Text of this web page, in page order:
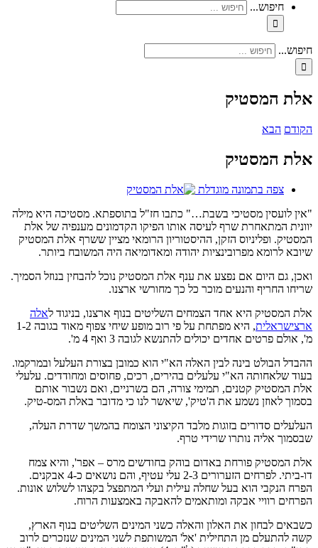
חיפוש...
חיפוש...
אלת המסטיק
הקודם הבא
אלת המסטיק
צפה בתמונה מוגדלת
"אין לועסין מסטיכי בשבת…" כתבו חז"ל בתוספתא. מסטיכה היא מילה
יוונית המתאחרת שרף לעיסה אותו הפיקו הקדמונים מענפיה של אלת
המסטיק. ופליניוס הזקן, ההיסטוריון הרומאי מציין ששרף אלת המסטיק
שיובא לרומא מפרובינציות יהודה ומאדומיאה היה המשובח ביותר.
ואכן, גם היום אם נפצע את ענף אלת המסטיק נוכל להבחין בנוזל הסמיך.
שריחו החריף והנעים מוכר כל כך מחורשי ארצנו.
אלת המסטיק היא אחד הצמחים השליטים בנוף ארצנו, בניגוד לאלה
ארצישראלית
, היא מפתחת על פי רוב מופע שיחי צפוף מאוד בגובה 1-2
מ', אולם פרטים אחדים יכולים להתנשא לגובה 3 ואף 4 מ'.
ההבדל הבולט בינה לבין האלה הא"י הוא כמובן בצורת העלעל ובמרקמו.
בעוד שלאחותה הא"י עלעלים בהירים, רכים, פחוסים ומחודדים. עלעלי
אלת המסטיק קטנים, תמימי צורה, הם בשרניים, ואם נשבור אותם
בסמוך לאוזן נשמע את ה'טיק', שיאשר לנו כי מדובר באלת המס-טיק.
העלעלים סדורים בזוגות מלבד הקיצוני הצומח בהמשך שדרת העלה,
שבסמוך אליה נותרו שרידי טרף.
אלת המסטיק פורחת באדום בוהק בחודשים מרס – אפר', והיא צמח
דו-ביתי. לפרחים הזערורים 2-3 עלי עטיף, והם נושאים כ-4 אבקנים.
הפרח הנקבי הוא בעל שחלה עילית ועלי המתפצל בקצהו לשלוש אונות.
הפרחים רוויי אבקה ומותאמים להאבקה באמצעות הרוח.
כשבאים לבחון את האלון והאלה כשני המינים השליטים בנוף הארץ,
קשה להתעלם מן התחילית 'אל' המשותפת לשני המינים שנזכרים לרוב